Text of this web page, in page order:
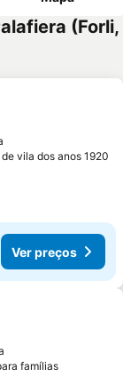
(Forli,
favoritos
vila dos anos 1920
Ver preços
favoritos
famíliasVer